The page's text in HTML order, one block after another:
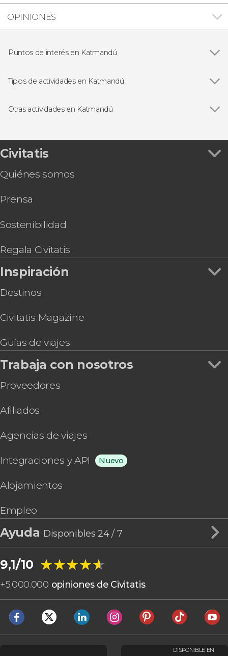
OPINIONES
Puntos de interés en Katmandú
Tipos de actividades en Katmandú
Visitas guiadas y free tours
Otras actividades en Katmandú
Ruta privada de senderismo desde Katmandú
Excursión en helicóptero al campamento base
Ruta privada de escalada en Shivapuri Nagarjun
del Everest de 15 días
Ruta privada de trekking de 6 días por Nepal
Tour gastronómico por Katmandú
Trekking de 3 días por Poon Hill y Ghorepani
Civitatis
Quiénes somos
Prensa
Sostenibilidad
Regala Civitatis
Inspiración
Destinos
Civitatis Magazine
Guías de viajes
Trabaja con nosotros
Proveedores
Afiliados
Agencias de viajes
Integraciones y API Nuevo
Alojamientos
Empleo
Ayuda Disponibles 24 / 7
9,1/10 ★★★★★
★★★★★
+5.000.000 opiniones de Civitatis
DISPONIBLE EN